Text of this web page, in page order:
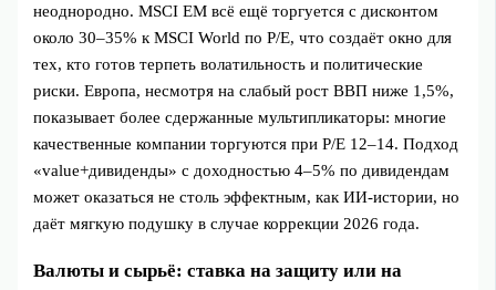
неоднородно. MSCI EM всё ещё торгуется с дисконтом
около 30–35% к MSCI World по P/E, что создаёт окно для
тех, кто готов терпеть волатильность и политические
риски. Европа, несмотря на слабый рост ВВП ниже 1,5%,
показывает более сдержанные мультипликаторы: многие
качественные компании торгуются при P/E 12–14. Подход
«value+дивиденды» с доходностью 4–5% по дивидендам
может оказаться не столь эффектным, как ИИ-истории, но
даёт мягкую подушку в случае коррекции 2026 года.
Валюты и сырьё: ставка на защиту или на